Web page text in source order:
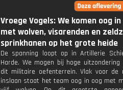
Vroege Vogels: We komen oog
met wolven, visarenden en
sprinkhanen op het grote heide
De spanning loopt op in Artillerie
Harde. We mogen bij hoge
dit militaire oefenterrein. Vlak voor de
inslaan staat het team oog in oog met